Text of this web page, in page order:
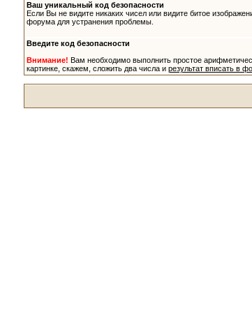
Ваш уникальный код безопасности
Если Вы не видите никаких чисел или видите битое
форума для устранения проблемы.
Введите код безопасности
Внимание! Вам необходимо выполнить простое
картинке, скажем, сложить два числа и результат вписать в